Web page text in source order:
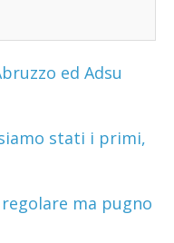
ed Adsu
stati i primi,
ma pugno